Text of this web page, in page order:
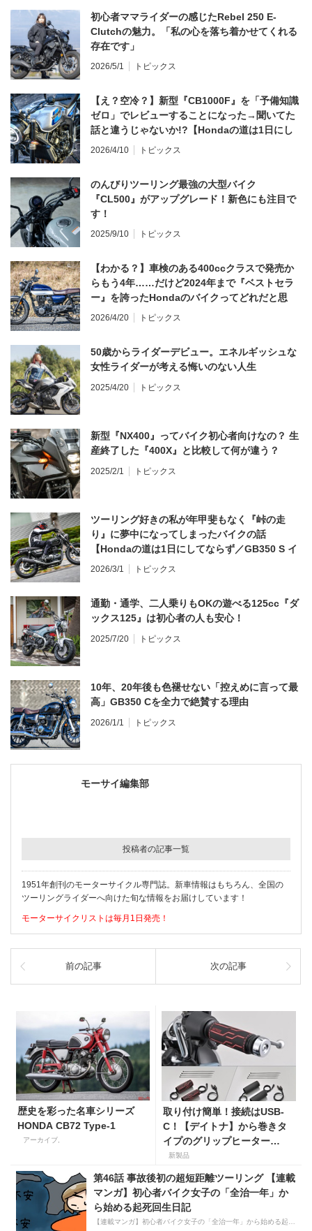
初心者ママライダーの感じたRebel 250 E-
Clutchの魅力。「私の心を落ち着かせてくれる
存在です」
2026/5/1 トピックス
【え？空冷？】新型『CB1000F』を「予備知識
ゼロ」でレビューすることになった→聞いてた
話と違うじゃないか!?【Hondaの道は1日にし
てならず／CB1000F ①第一印象 編】
2026/4/10 トピックス
のんびりツーリング最強の大型バイク
『CL500』がアップグレード！新色にも注目で
す！
2025/9/10 トピックス
【わかる？】車検のある400ccクラスで発売か
らもう4年……だけど2024年まで『ベストセラ
ー』を誇ったHondaのバイクってどれだと思
う？
2026/4/20 トピックス
50歳からライダーデビュー。エネルギッシュな
女性ライダーが考える悔いのない人生
2025/4/20 トピックス
新型『NX400』ってバイク初心者向けなの？ 生
産終了した『400X』と比較して何が違う？
2025/2/1 トピックス
ツーリング好きの私が年甲斐もなく『峠の走
り』に夢中になってしまったバイクの話
【Hondaの道は1日にしてならず／GB350 S イ
ンプレ・レビュー 前編】
2026/3/1 トピックス
通勤・通学、二人乗りもOKの遊べる125cc『ダ
ックス125』は初心者の人も安心！
2025/7/20 トピックス
10年、20年後も色褪せない「控えめに言って最
高」GB350 Cを全力で絶賛する理由
2026/1/1 トピックス
モーサイ編集部
投稿者の記事一覧
1951年創刊のモーターサイクル専門誌。新車情報はもちろん、全国の
ツーリングライダーへ向けた旬な情報をお届けしています！
モーターサイクリストは毎月1日発売！
前の記事 次の記事
歴史を彩った名車シリーズ
HONDA CB72 Type-1
アーカイブ,
取り付け簡単！接続はUSB-
C！【デイトナ】から巻きタ
イプのグリップヒーター
「HOT GRIP WRAP HEAT」
新製品
第46話 事故後初の超短距離ツーリング 【連載
マンガ】初心者バイク女子の「全治一年」か
ら始める起死回生日記